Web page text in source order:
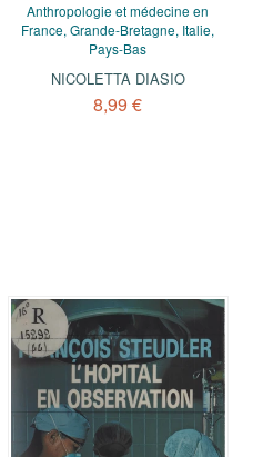
Anthropologie et médecine en
France, Grande-Bretagne, Italie,
Pays-Bas
NICOLETTA DIASIO
8,99 €